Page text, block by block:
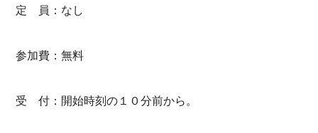
定 員：なし
参加費：無料
受 付：開始時刻の１０分前から。